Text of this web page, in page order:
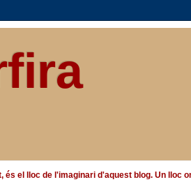
el lloc de l'imaginari d'aquest blog. Un lloc